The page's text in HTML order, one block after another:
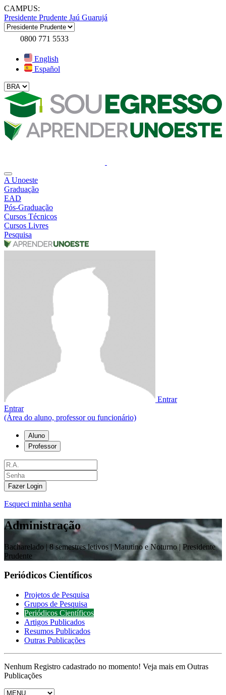
CAMPUS:
Presidente Prudente Jaú Guarujá
0800 771 5533
English
Español
A Unoeste
Graduação
EAD
Pós-Graduação
Cursos Técnicos
Cursos Livres
Pesquisa
Entrar
Entrar
(Área do aluno, professor ou funcionário)
Aluno
Professor
Fazer Login
Esqueci minha senha
Administração
Bacharelado | 8 semestres letivos | Matutino e Noturno| Presidente
Prudente
Periódicos Científicos
Projetos de Pesquisa
Grupos de Pesquisa
Periódicos Científicos
Artigos Publicados
Resumos Publicados
Outras Publicações
Nenhum Registro cadastrado no momento! Veja mais em Outras
Publicações